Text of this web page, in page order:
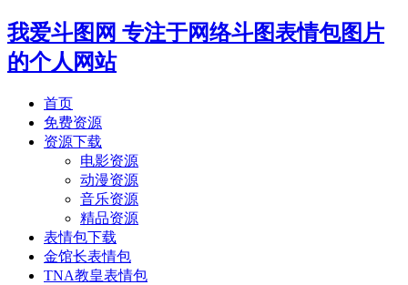
我爱斗图网 专注于网络斗图表情包图片
的个人网站
首页
免费资源
资源下载
电影资源
动漫资源
音乐资源
精品资源
表情包下载
金馆长表情包
TNA教皇表情包